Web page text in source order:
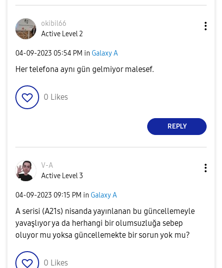
okibil66
Active Level 2
‎04-09-2023 05:54 PM in Galaxy A
Her telefona aynı gün gelmiyor malesef.
0 Likes
REPLY
V-A
Active Level 3
‎04-09-2023 09:15 PM in Galaxy A
A serisi (A21s) nisanda yayınlanan bu güncellemeyle
yavaşlıyor ya da herhangi bir olumsuzluğa sebep
oluyor mu yoksa güncellemekte bir sorun yok mu?
0 Likes